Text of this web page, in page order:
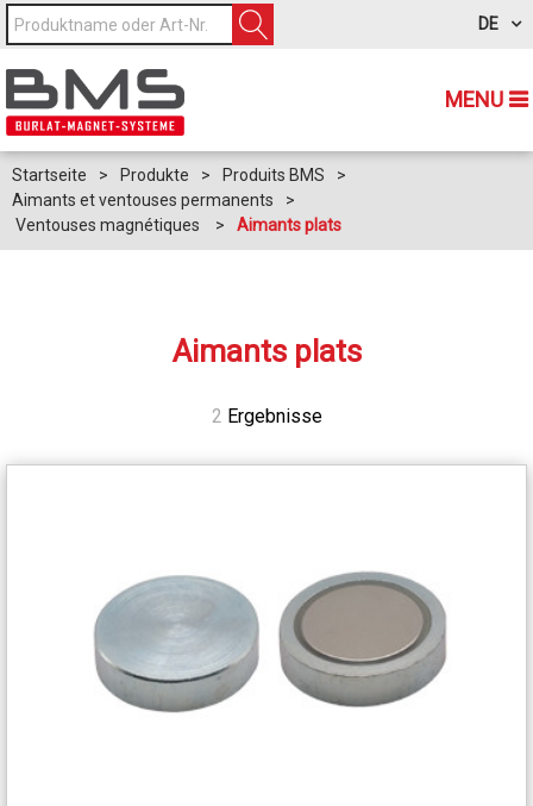
MENU
DE
Startseite > Produkte > Produits BMS
>
Aimants et ventouses permanents
>
Ventouses magnétiques
> Aimants plats
Aimants plats
2 Ergebnisse